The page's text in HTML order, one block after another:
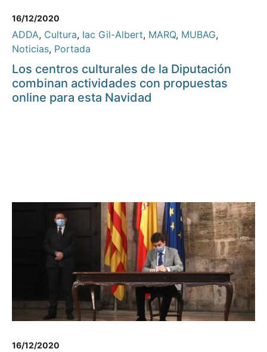
16/12/2020
ADDA, Cultura, Iac Gil-Albert, MARQ, MUBAG,
Noticias, Portada
Los centros culturales de la Diputación
combinan actividades con propuestas
online para esta Navidad
16/12/2020